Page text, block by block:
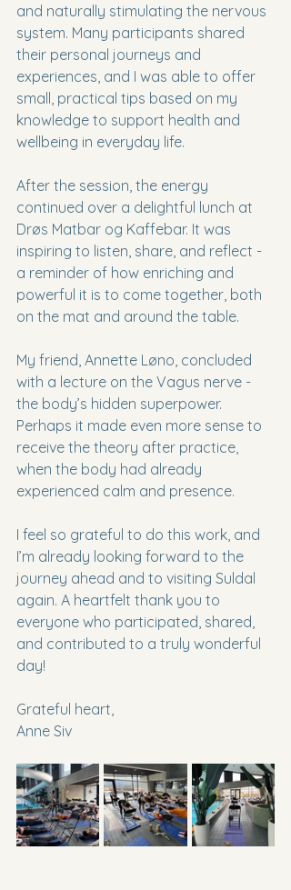
and naturally stimulating the nervous
system. Many participants shared
their personal journeys and
experiences, and I was able to offer
small, practical tips based on my
knowledge to support health and
wellbeing in everyday life.
After the session, the energy
continued over a delightful lunch at
Drøs Matbar og Kaffebar. It was
inspiring to listen, share, and reflect -
a reminder of how enriching and
powerful it is to come together, both
on the mat and around the table.
My friend, Annette Løno, concluded
with a lecture on the Vagus nerve -
the body’s hidden superpower.
Perhaps it made even more sense to
receive the theory after practice,
when the body had already
experienced calm and presence.
I feel so grateful to do this work, and
I’m already looking forward to the
journey ahead and to visiting Suldal
again. A heartfelt thank you to
everyone who participated, shared,
and contributed to a truly wonderful
day!
Grateful heart,
Anne Siv